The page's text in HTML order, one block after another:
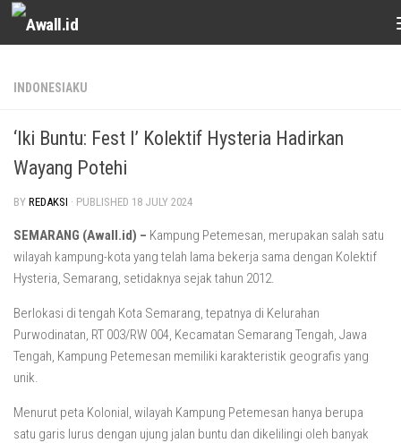
Skip to content
INDONESIAKU
‘Iki Buntu: Fest I’ Kolektif Hysteria Hadirkan
Wayang Potehi
BY REDAKSI · PUBLISHED 18 JULY 2024
SEMARANG (Awall.id) – Kampung Petemesan, merupakan salah satu
wilayah kampung-kota yang telah lama bekerja sama dengan Kolektif
Hysteria, Semarang, setidaknya sejak tahun 2012.
Berlokasi di tengah Kota Semarang, tepatnya di Kelurahan
Purwodinatan, RT 003/RW 004, Kecamatan Semarang Tengah, Jawa
Tengah, Kampung Petemesan memiliki karakteristik geografis yang
unik.
Menurut peta Kolonial, wilayah Kampung Petemesan hanya berupa
satu garis lurus dengan ujung jalan buntu dan dikelilingi oleh banyak